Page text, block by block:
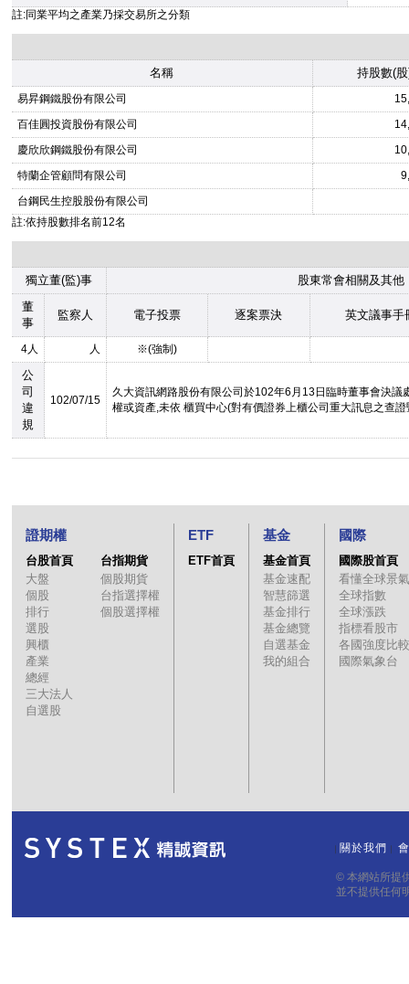
註:同業平均之產業乃採交易所之分類
名稱 持股數(
易昇鋼鐵股份有限公司
百佳圓投資股份有限公司
慶欣欣鋼鐵股份有限公司
特蘭企管顧問有限公司
台鋼民生控股股份有限公司
註:依持股數排名前12名
獨立董(監)事
股東常會相關及其他
董
事
監察人 電子投票 逐案票決 英文議事手
4人 人 ※(強制)
公
司
違
規
102/07/15
久大資訊網路股份有限公司於102年6月13日臨時董事會決
權或資產,未依 櫃買中心(對有價證券上櫃公司重大訊息之查
證期權
台股首頁
大盤
個股
排行
選股
興櫃
產業
總經
三大法人
自選股
台指期貨
個股期貨
台指選擇權
個股選擇權
ETF
ETF首頁
基金
基金首頁
基金速配
智慧篩選
基金排行
基金總覽
自選基金
我的組合
國際
國際股首頁
看懂全球景氣
全球指數
全球漲跌
指標看股市
各國強度比較
國際氣象台
關於我們
© 本網站所提
並不提供任何